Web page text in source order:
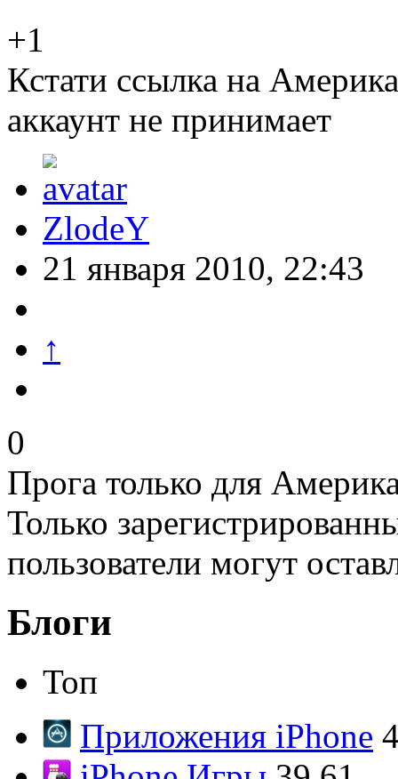
+1
Кстати ссылка на
аккаунт не принимает
ZlodeY
21 января 2010, 22:43
↑
0
Прога только для
Только
пользователи могут
Блоги
Топ
Приложения iPhone